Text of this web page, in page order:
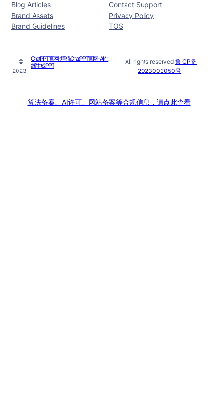
Blog Articles
Brand Assets
Brand Guidelines
Contact Support
Privacy Policy
TOS
©
2023 ·
ChatPPT官网-塔猫ChatPPT官网-AI在
线生成PPT
· All rights reserved鲁ICP备
2023003050号
算法备案、AI许可、网站备案等合规信息，请点此查看